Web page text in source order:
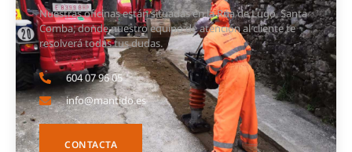
Nuestras oficinas están situadas en la Rúa de Lugo, Santa
Comba, donde nuestro equipo de atención al cliente te
resolverá todas tus dudas.
604 07 96 05
info@mantido.es
CONTACTA